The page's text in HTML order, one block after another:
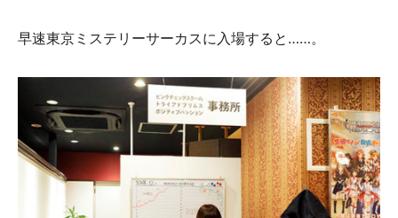
早速東京ミステリーサーカスに入場すると……。